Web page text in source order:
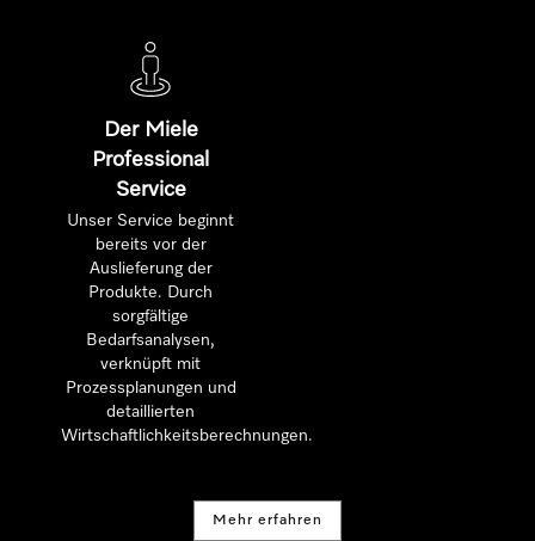
Der Miele
Professional
Service
Unser Service beginnt
bereits vor der
Auslieferung der
Produkte. Durch
sorgfältige
Bedarfsanalysen,
verknüpft mit
Prozessplanungen und
detaillierten
Wirtschaftlichkeitsberechnungen.
Mehr erfahren